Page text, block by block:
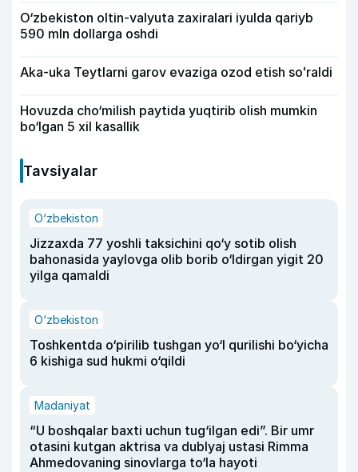
O‘zbekiston oltin-valyuta zaxiralari iyulda qariyb
590 mln dollarga oshdi
Aka-uka Teytlarni garov evaziga ozod etish soʻraldi
Hovuzda cho‘milish paytida yuqtirib olish mumkin
bo‘lgan 5 xil kasallik
Tavsiyalar
O‘zbekiston
Jizzaxda 77 yoshli taksichini qo‘y sotib olish
bahonasida yaylovga olib borib o‘ldirgan yigit 20
yilga qamaldi
O‘zbekiston
Toshkentda o‘pirilib tushgan yo‘l qurilishi bo‘yicha
6 kishiga sud hukmi o‘qildi
Madaniyat
“U boshqalar baxti uchun tug‘ilgan edi”. Bir umr
otasini kutgan aktrisa va dublyaj ustasi Rimma
Ahmedovaning sinovlarga to‘la hayoti